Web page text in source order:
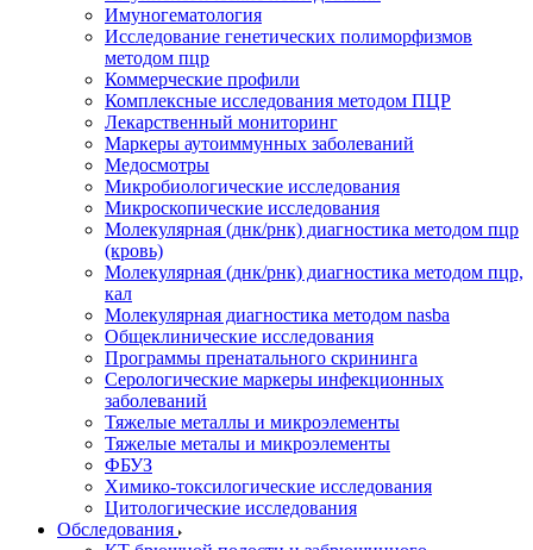
Имуногематология
Исследование генетических полиморфизмов
методом пцр
Коммерческие профили
Комплексные исследования методом ПЦР
Лекарственный мониторинг
Маркеры аутоиммунных заболеваний
Медосмотры
Микробиологические исследования
Микроскопические исследования
Молекулярная (днк/рнк) диагностика методом пцр
(кровь)
Молекулярная (днк/рнк) диагностика методом пцр,
кал
Молекулярная диагностика методом nasba
Общеклинические исследования
Программы пренатального скрининга
Серологические маркеры инфекционных
заболеваний
Тяжелые металлы и микроэлементы
Тяжелые металы и микроэлементы
ФБУЗ
Химико-токсилогические исследования
Цитологические исследования
Обследования